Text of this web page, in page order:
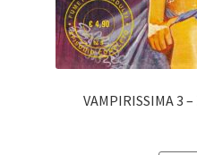
VAMPIRISSIMA 3